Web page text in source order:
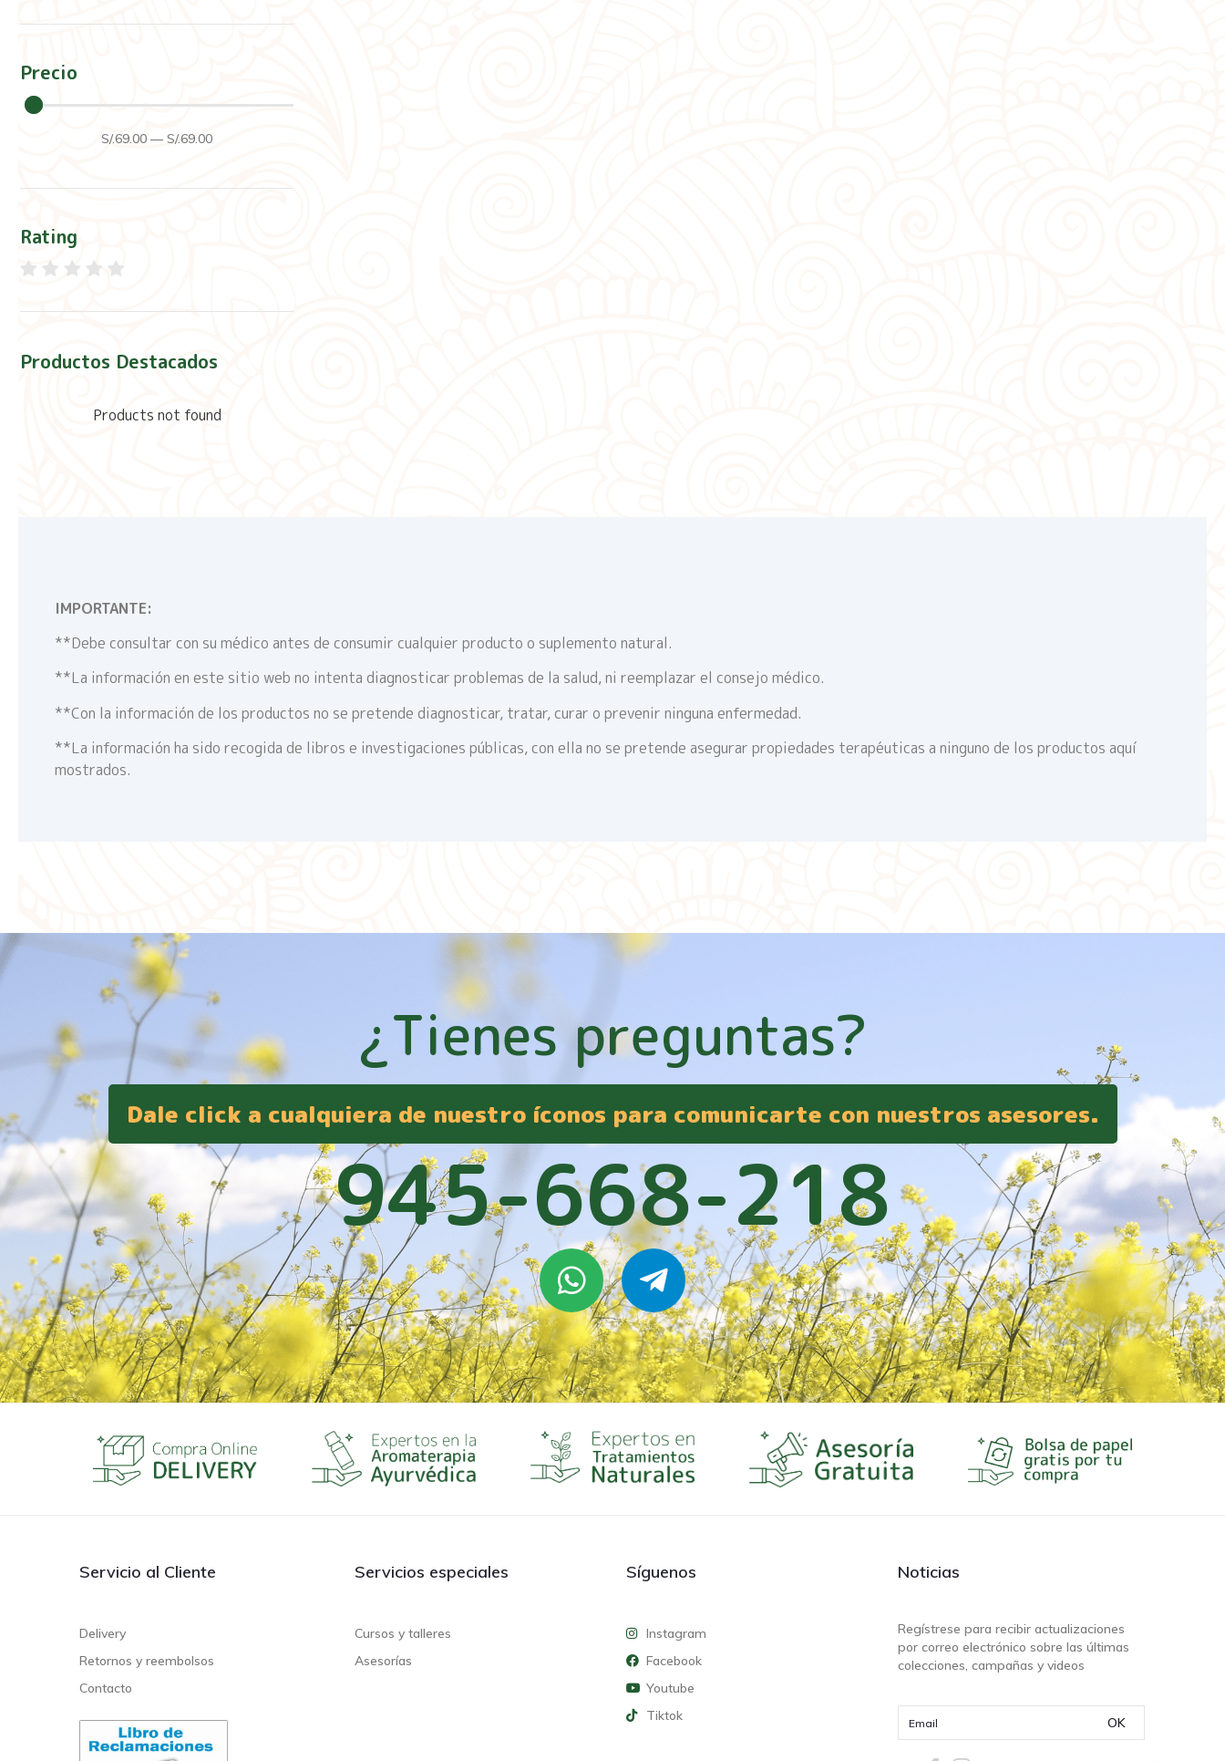
Precio
S/.69.00 —S/.69.00
Rating
Productos Destacados
Products not found
IMPORTANTE:
**Debe consultar con su médico antes de consumir cualquier producto o suplemento natural.
**La información en este sitio web no intenta diagnosticar problemas de la salud, ni reemplazar el consejo médico.
**Con la información de los productos no se pretende diagnosticar, tratar, curar o prevenir ninguna enfermedad.
**La información ha sido recogida de libros e investigaciones públicas, con ella no se pretende asegurar propiedades terapéuticas a ninguno de los productos aquí
mostrados.
¿Tienes preguntas?
Dale click a cualquiera de nuestro íconos para comunicarte con nuestros asesores.
945-668-218
Servicio al Cliente
Delivery
Retornos y reembolsos
Contacto
Servicios especiales
Cursos y talleres
Asesorías
Síguenos
Instagram
Facebook
Youtube
Tiktok
Noticias
Regístrese para recibir actualizaciones
por correo electrónico sobre las últimas
colecciones, campañas y videos
OK